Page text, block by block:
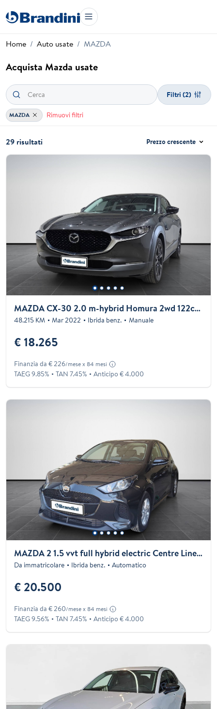
Home Auto usate MAZDA
Acquista Mazda usate
Filtri (2)
MAZDA Rimuovi filtri
29 risultati Prezzo crescente
MAZDA CX-30 2.0 m-hybrid Homura 2wd 122cv 6mt
48.215 KM Mar 2022 Ibrida benz. Manuale
€ 18.265
Finanzia da € 226/mese x 84 mesi
TAEG 9.85% TAN 7.45% Anticipo € 4.000
MAZDA 2 1.5 vvt full hybrid electric Centre Line e-cvt
Da immatricolare Ibrida benz. Automatico
€ 20.500
Finanzia da € 260/mese x 84 mesi
TAEG 9.56% TAN 7.45% Anticipo € 4.000